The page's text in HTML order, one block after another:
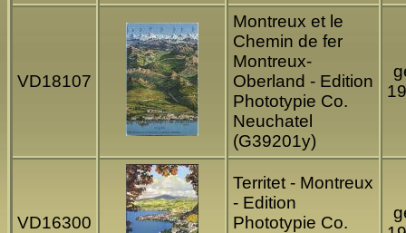
VD18107
Montreux et le
Chemin de fer
Montreux-
Oberland - Edition
Phototypie Co.
Neuchatel
(G39201y)
VD16300
Territet - Montreux
- Edition
Phototypie Co.